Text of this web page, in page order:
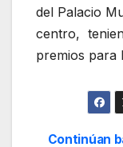
del Palacio
centro,
premios para
Continúan